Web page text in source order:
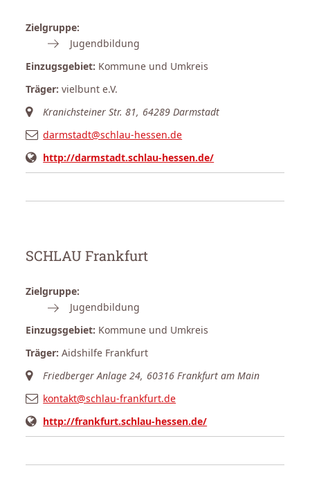
Zielgruppe:
Jugendbildung
Einzugsgebiet: Kommune und Umkreis
Träger: vielbunt e.V.
Kranichsteiner Str. 81, 64289 Darmstadt
darmstadt@schlau-hessen.de
http://darmstadt.schlau-hessen.de/
SCHLAU Frankfurt
Zielgruppe:
Jugendbildung
Einzugsgebiet: Kommune und Umkreis
Träger: Aidshilfe Frankfurt
Friedberger Anlage 24, 60316 Frankfurt am Main
kontakt@schlau-frankfurt.de
http://frankfurt.schlau-hessen.de/